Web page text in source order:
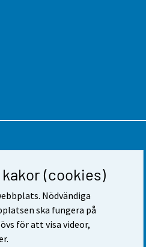
(cookies)
Nödvändiga
ska fungera på
för att visa videor,